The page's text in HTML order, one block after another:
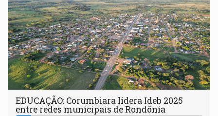
EDUCAÇÃO: Corumbiara lidera Ideb 2025
entre redes municipais de Rondônia